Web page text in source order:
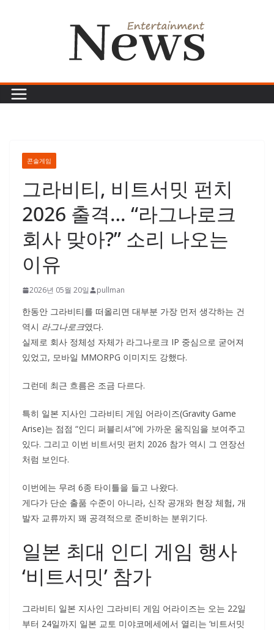
콘솔게임
그라비티, 비트서밋 펀치
2026 출격… “라그나로크
회사 맞아?” 소리 나오는
이유
2026년 05월 20일 pullman
한동안 그라비티를 떠올리면 대부분 가장 먼저 생각하는 건
역시 라그나로크였다.
실제로 회사 정체성 자체가 라그나로크 IP 중심으로 굳어져
있었고, 모바일 MMORPG 이미지도 강했다.
그런데 최근 흐름은 조금 다르다.
특히 일본 지사인 그라비티 게임 어라이즈(Gravity Game
Arise)는 점점 “인디 퍼블리셔”에 가까운 움직임을 보여주고
있다. 그리고 이번 비트서밋 펀치 2026 참가 역시 그 연장선
처럼 보인다.
이번에는 무려 6종 타이틀을 들고 나왔다.
게다가 단순 출품 수준이 아니라, 신작 공개와 현장 체험, 개
발자 교류까지 꽤 공격적으로 준비하는 분위기다.
일본 최대 인디 게임 행사
‘비트서밋’ 참가
그라비티 일본 지사인 그라비티 게임 어라이즈는 오는 22일
부터 24일까지 일본 교토 미야코메세에서 열리는 ‘비트서밋